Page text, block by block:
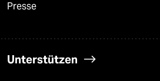
Presse
Unterstützen